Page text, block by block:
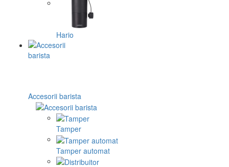
Hario
Accesorii barista
Tamper
Tamper automat